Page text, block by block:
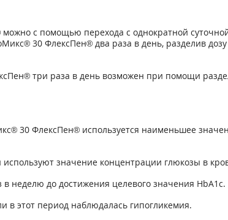
с помощью перехода с однократной
30 ФлексПен® два раза в день, разделив
три раза в день возможен при помощи
30 ФлексПен® используется наименьшее
значение концентрации глюкозы в
неделю до достижения целевого значения HbA1c.
в этот период наблюдалась гипогликемия.